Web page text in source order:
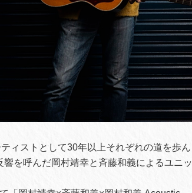
ィストとして30年以上それぞれの道を歩ん
を呼んだ岡村靖幸と斉藤和義によるユニッ